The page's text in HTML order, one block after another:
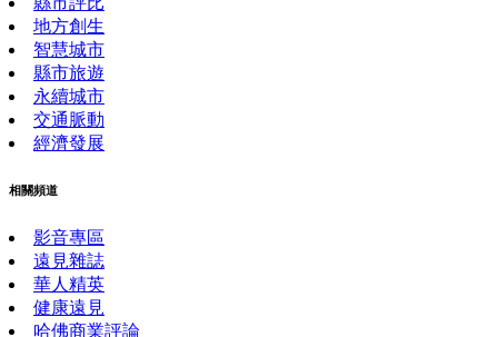
地方創生
智慧城市
縣市旅遊
永續城市
交通脈動
經濟發展
相關頻道
影音專區
遠見雜誌
華人精英
健康遠見
哈佛商業評論